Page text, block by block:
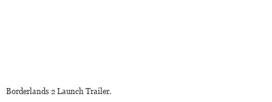
Borderlands 2 Launch Trailer.